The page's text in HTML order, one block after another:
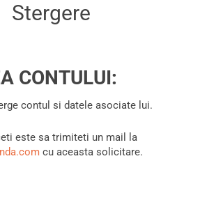
Stergere
CONTULUI:
contul si datele asociate lui.
este sa trimiteti un mail la
cu aceasta solicitare.